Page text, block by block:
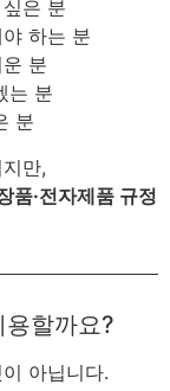
은 분
하는 분
분
는 분
분
만,
품·전자제품 규정
할까요?
아닙니다.